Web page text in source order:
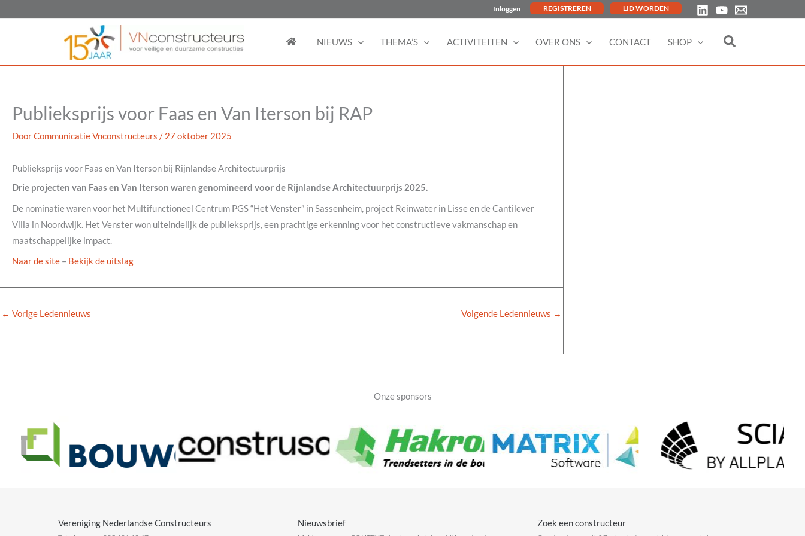
Inloggen REGISTREREN LID WORDEN
NIEUWS THEMA’S ACTIVITEITEN OVER ONS CONTACT SHOP
Publieksprijs voor Faas en Van Iterson bij RAP
DoorCommunicatie Vnconstructeurs / 27 oktober 2025
Publieksprijs voor Faas en Van Iterson bij Rijnlandse Architectuurprijs
Drie projecten van Faas en Van Iterson waren genomineerd voor de Rijnlandse Architectuurprijs 2025.
De nominatie waren voor het Multifunctioneel Centrum PGS “Het Venster” in Sassenheim, project Reinwater in Lisse en de Cantilever
Villa in Noordwijk. Het Venster won uiteindelijk de publieksprijs, een prachtige erkenning voor het constructieve vakmanschap en
maatschappelijke impact.
Naar de site – Bekijk de uitslag
← Vorige Ledennieuws Volgende Ledennieuws →
Onze sponsors
Vereniging Nederlandse Constructeurs Nieuwsbrief Zoek een constructeur